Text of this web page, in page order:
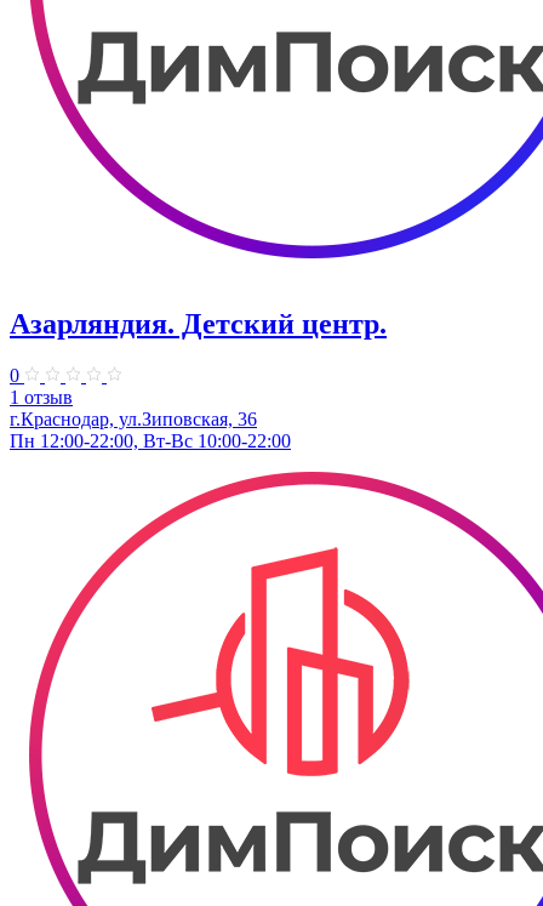
Азарляндия. ​Детский центр.
0
1 отзыв
г.Краснодар, ул.Зиповская, 36
Пн 12:00-22:00, Вт-Вс 10:00-22:00